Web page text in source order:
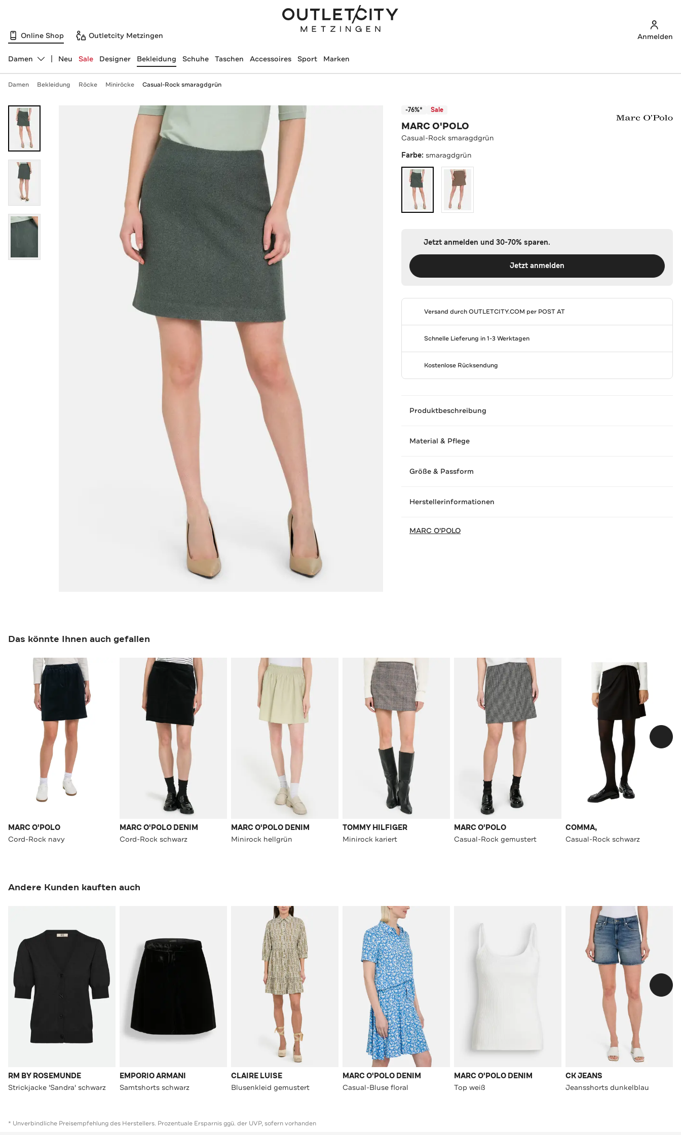
Online Shop Outletcity Metzingen Anmelden
Abteilung ändern, ausgewählt:
Damen Neu Sale Designer Bekleidung Schuhe Taschen Accessoires Sport Marken
Damen Bekleidung Röcke Miniröcke Casual-Rock smaragdgrün
-76%* Sale
MARC O'POLO
Casual-Rock smaragdgrün
Farbe: smaragdgrün
Jetzt anmelden und 30-70% sparen.
Jetzt anmelden
Versand durchOUTLETCITY.COM per POST AT
Schnelle Lieferung in 1-3 Werktagen
Kostenlose Rücksendung
Produktbeschreibung
Material & Pflege
Größe & Passform
Herstellerinformationen
MARC O'POLO
Das könnte Ihnen auch gefallen
MARC O'POLO
Cord-Rock navy
MARC O'POLO DENIM
Cord-Rock schwarz
MARC O'POLO DENIM
Minirock hellgrün
TOMMY HILFIGER
Minirock kariert
MARC O'POLO
Casual-Rock gemustert
COMMA,
Casual-Rock schwarz
Andere Kunden kauften auch
RM BY ROSEMUNDE
Strickjacke 'Sandra' schwarz
EMPORIO ARMANI
Samtshorts schwarz
CLAIRE LUISE
Blusenkleid gemustert
MARC O'POLO DENIM
Casual-Bluse floral
MARC O'POLO DENIM
Top weiß
CK JEANS
Jeansshorts dunkelblau
* Unverbindliche Preisempfehlung des Herstellers. Prozentuale Ersparnis ggü. der UVP, sofern vorhanden